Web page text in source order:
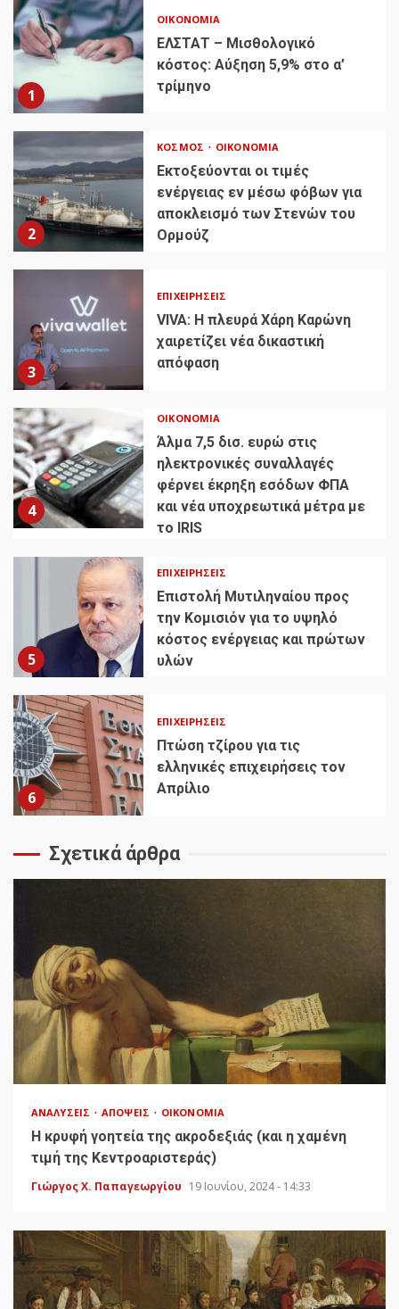
1
ΟΙΚΟΝΟΜΊΑ
ΕΛΣΤΑΤ – Μισθολογικό
κόστος: Αύξηση 5,9% στο α’
τρίμηνο
2
ΚΌΣΜΟΣ ΟΙΚΟΝΟΜΊΑ
Εκτοξεύονται οι τιμές
ενέργειας εν μέσω φόβων για
αποκλεισμό των Στενών του
Ορμούζ
3
ΕΠΙΧΕΙΡΉΣΕΙΣ
VIVA: Η πλευρά Χάρη Καρώνη
χαιρετίζει νέα δικαστική
απόφαση
4
ΟΙΚΟΝΟΜΊΑ
Άλμα 7,5 δισ. ευρώ στις
ηλεκτρονικές συναλλαγές
φέρνει έκρηξη εσόδων ΦΠΑ
και νέα υποχρεωτικά μέτρα με
το IRIS
5
ΕΠΙΧΕΙΡΉΣΕΙΣ
Επιστολή Μυτιληναίου προς
την Κομισιόν για το υψηλό
κόστος ενέργειας και πρώτων
υλών
6
ΕΠΙΧΕΙΡΉΣΕΙΣ
Πτώση τζίρου για τις
ελληνικές επιχειρήσεις τον
Απρίλιο
Σχετικά άρθρα
ΑΝΑΛΎΣΕΙΣ ΑΠΌΨΕΙΣ ΟΙΚΟΝΟΜΊΑ
Η κρυφή γοητεία της ακροδεξιάς (και η χαμένη
τιμή της Κεντροαριστεράς)
Γιώργος Χ. Παπαγεωργίου 19 Ιουνίου, 2024 - 14:33